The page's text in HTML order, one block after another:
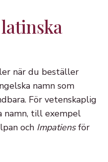
när du beställer
namn som
För vetenskaplig
namn, till exempel
och Impatiensför